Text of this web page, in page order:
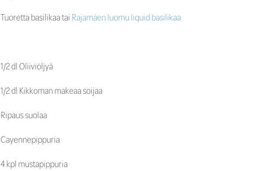
Tuoretta basilikaa taiRajamäen luomu liquid basilikaa
1/2 dl Oliiviöljyä
1/2 dl Kikkoman makeaa soijaa
Ripaus suolaa
Cayennepippuria
4 kpl mustapippuria